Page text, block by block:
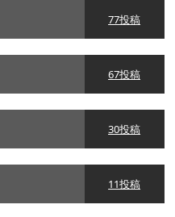
77投稿
67投稿
30投稿
11投稿